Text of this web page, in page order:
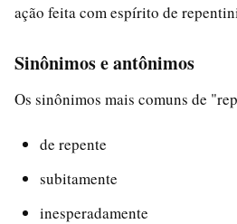
ação feita com espírito de
Sinônimos e antônimos
Os sinônimos mais comuns de
de repente
subitamente
inesperadamente